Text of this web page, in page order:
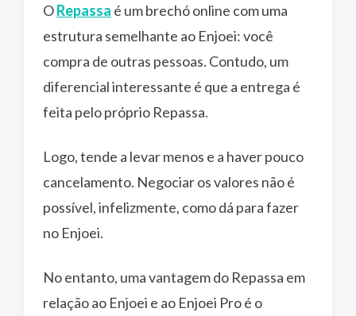
ORepassa é um brechó online com uma
estrutura semelhante ao Enjoei: você
compra de outras pessoas. Contudo, um
diferencial interessante é que a entrega é
feita pelo próprio Repassa.
Logo, tende a levar menos e a haver pouco
cancelamento. Negociar os valores não é
possível, infelizmente, como dá para fazer
no Enjoei.
No entanto, uma vantagem do Repassa em
relação ao Enjoei e ao Enjoei Pro é o